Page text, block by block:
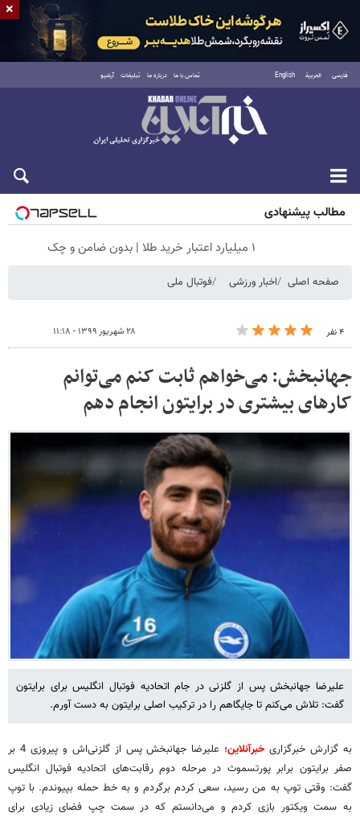
فارسی العربية English تماس با ما درباره ما تبلیغات آرشیو
جمعه ۱۶ مرداد ۱۴۰۵
مطالب پیشنهادی
۱ میلیارد اعتبار خرید طلا | بدون ضامن و چک
صفحه اصلی اخبار ورزشی فوتبال ملی
۴ نفر ۲۸ شهریور ۱۳۹۹ - ۱۱:۱۸
جهانبخش: می‌خواهم ثابت کنم می‌توانم
کارهای بیشتری در برایتون انجام دهم
علیرضا جهانبخش پس از گلزنی در جام اتحادیه فوتبال انگلیس برای برایتون
گفت: تلاش می‌کنم تا جایگاهم را در ترکیب اصلی برایتون به دست آورم.
به گزارش خبرگزاریخبرآنلاین
؛ علیرضا جهانبخش پس از گلزنی‌اش و پیروزی 4 بر
صفر برایتون برابر پورتسموث در مرحله دوم رقابت‌های اتحادیه فوتبال انگلیس
گفت: وقتی توپ به من رسید، سعی کردم برگردم و به خط حمله بپیوندم. با توپ
به سمت ویکتور بازی کردم و می‌دانستم که در سمت چپ فضای زیادی برای
×